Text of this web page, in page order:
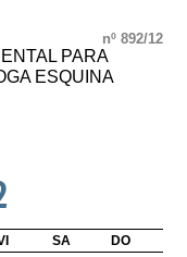
nº 892/12
PARA
ESQUINA
SA DO